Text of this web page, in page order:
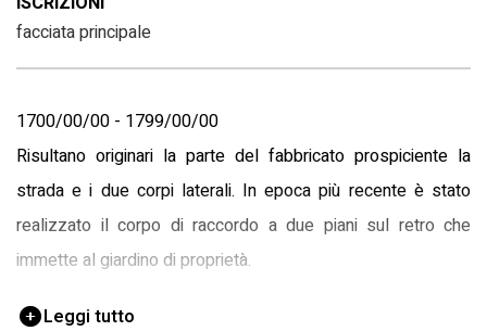
facciata principale
1700/00/00 - 1799/00/00
Risultano originari la parte del fabbricato prospiciente la
strada e i due corpi laterali. In epoca più recente è stato
realizzato il corpo di raccordo a due piani sul retro che
immette al giardino di proprietà.
1960/00/00 - 1960/00/00
Leggi tutto